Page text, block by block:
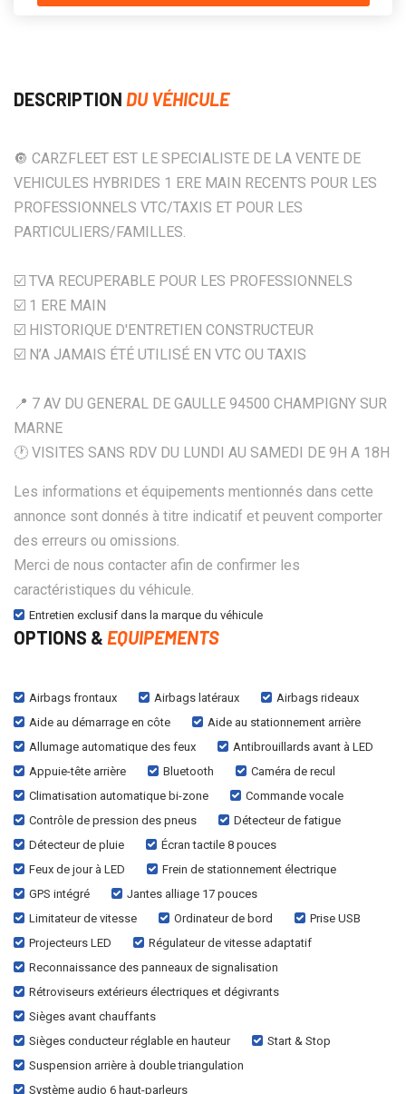
DESCRIPTION DU VÉHICULE
🔘 CARZFLEET EST LE SPECIALISTE DE LA VENTE DE
VEHICULES HYBRIDES 1 ERE MAIN RECENTS POUR LES
PROFESSIONNELS VTC/TAXIS ET POUR LES
PARTICULIERS/FAMILLES.
☑️ TVA RECUPERABLE POUR LES PROFESSIONNELS
☑️ 1 ERE MAIN
☑️ HISTORIQUE D'ENTRETIEN CONSTRUCTEUR
☑️ N’A JAMAIS ÉTÉ UTILISÉ EN VTC OU TAXIS
📍 7 AV DU GENERAL DE GAULLE 94500 CHAMPIGNY SUR
MARNE
🕐 VISITES SANS RDV DU LUNDI AU SAMEDI DE 9H A 18H
Les informations et équipements mentionnés dans cette
annonce sont donnés à titre indicatif et peuvent comporter
des erreurs ou omissions.
Merci de nous contacter afin de confirmer les
caractéristiques du véhicule.
Entretien exclusif dans la marque du véhicule
OPTIONS & EQUIPEMENTS
Airbags frontaux Airbags latéraux
Airbags rideaux
Aide au démarrage en côte
Aide au stationnement arrière
Allumage automatique des feux
Antibrouillards avant à LED
Appuie-tête arrière
Bluetooth
Caméra de recul
Climatisation automatique bi-zone
Commande vocale
Contrôle de pression des pneus
Détecteur de fatigue
Détecteur de pluie
Écran tactile 8 pouces
Feux de jour à LED
Frein de stationnement électrique
GPS intégré
Jantes alliage 17 pouces
Limitateur de vitesse
Ordinateur de bord
Prise USB
Projecteurs LED
Régulateur de vitesse adaptatif
Reconnaissance des panneaux de signalisation
Rétroviseurs extérieurs électriques et dégivrants
Sièges avant chauffants
Sièges conducteur réglable en hauteur
Start & Stop
Suspension arrière à double triangulation
Système audio 6 haut-parleurs